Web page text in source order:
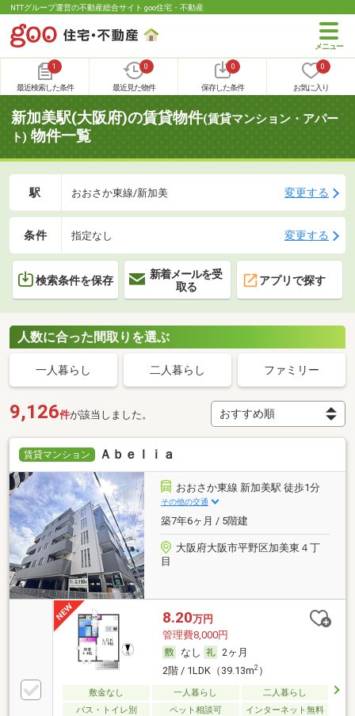
NTTグループ運営の不動産総合サイト goo住宅・不動産
1
最近検索した条件
0
最近見た物件
0
保存した条件
0
お気に入り
新加美駅(大阪府)の賃貸物件(賃貸マンション・アパー
ト) 物件一覧
駅 おおさか東線/新加美 変更する
条件 指定なし 変更する
検索条件を保存
新着メールを受
取る
アプリで探す
人数に合った間取りを選ぶ
一人暮らし 二人暮らし ファミリー
9,126件が該当しました。
賃貸マンション Ａｂｅｌｉａ
おおさか東線 新加美駅 徒歩1分
その他の交通
築7年6ヶ月 / 5階建
大阪府大阪市平野区加美東４丁
目
8.20万円
管理費8,000円
なし
2ヶ月
2階 / 1LDK（39.13m2）
敷金なし 一人暮らし
二人暮らし
バス・トイレ別
ペット相談可 インターネット無料